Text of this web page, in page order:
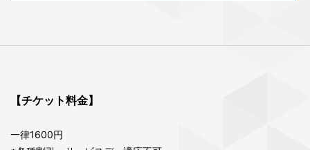
【チケット料金】
一律1600円